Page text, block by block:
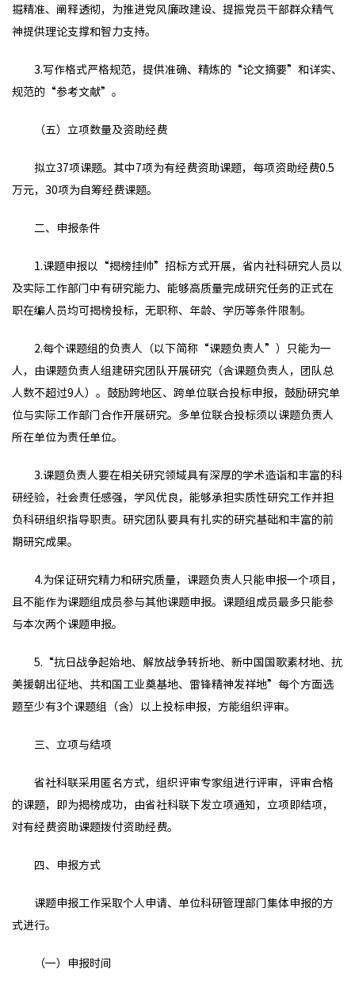
掘精准、阐释透彻，为推进党风廉政建设、提振党员干部群众精气
神提供理论支撑和智力支持。
3.写作格式严格规范，提供准确、精炼的“论文摘要”和详实、
规范的“参考文献”。
（五）立项数量及资助经费
拟立37项课题。其中7项为有经费资助课题，每项资助经费0.5
万元，30项为自筹经费课题。
二、申报条件
1.课题申报以“揭榜挂帅”招标方式开展，省内社科研究人员以
及实际工作部门中有研究能力、能够高质量完成研究任务的正式在
职在编人员均可揭榜投标，无职称、年龄、学历等条件限制。
2.每个课题组的负责人（以下简称“课题负责人”）只能为一
人，由课题负责人组建研究团队开展研究（含课题负责人，团队总
人数不超过9人）。鼓励跨地区、跨单位联合投标申报，鼓励研究单
位与实际工作部门合作开展研究。多单位联合投标须以课题负责人
所在单位为责任单位。
3.课题负责人要在相关研究领域具有深厚的学术造诣和丰富的科
研经验，社会责任感强，学风优良，能够承担实质性研究工作并担
负科研组织指导职责。研究团队要具有扎实的研究基础和丰富的前
期研究成果。
4.为保证研究精力和研究质量，课题负责人只能申报一个项目，
且不能作为课题组成员参与其他课题申报。课题组成员最多只能参
与本次两个课题申报。
5.“抗日战争起始地、解放战争转折地、新中国国歌素材地、抗
美援朝出征地、共和国工业奠基地、雷锋精神发祥地”每个方面选
题至少有3个课题组（含）以上投标申报，方能组织评审。
三、立项与结项
省社科联采用匿名方式，组织评审专家组进行评审，评审合格
的课题，即为揭榜成功，由省社科联下发立项通知，立项即结项，
对有经费资助课题拨付资助经费。
四、申报方式
课题申报工作采取个人申请、单位科研管理部门集体申报的方
式进行。
（一）申报时间